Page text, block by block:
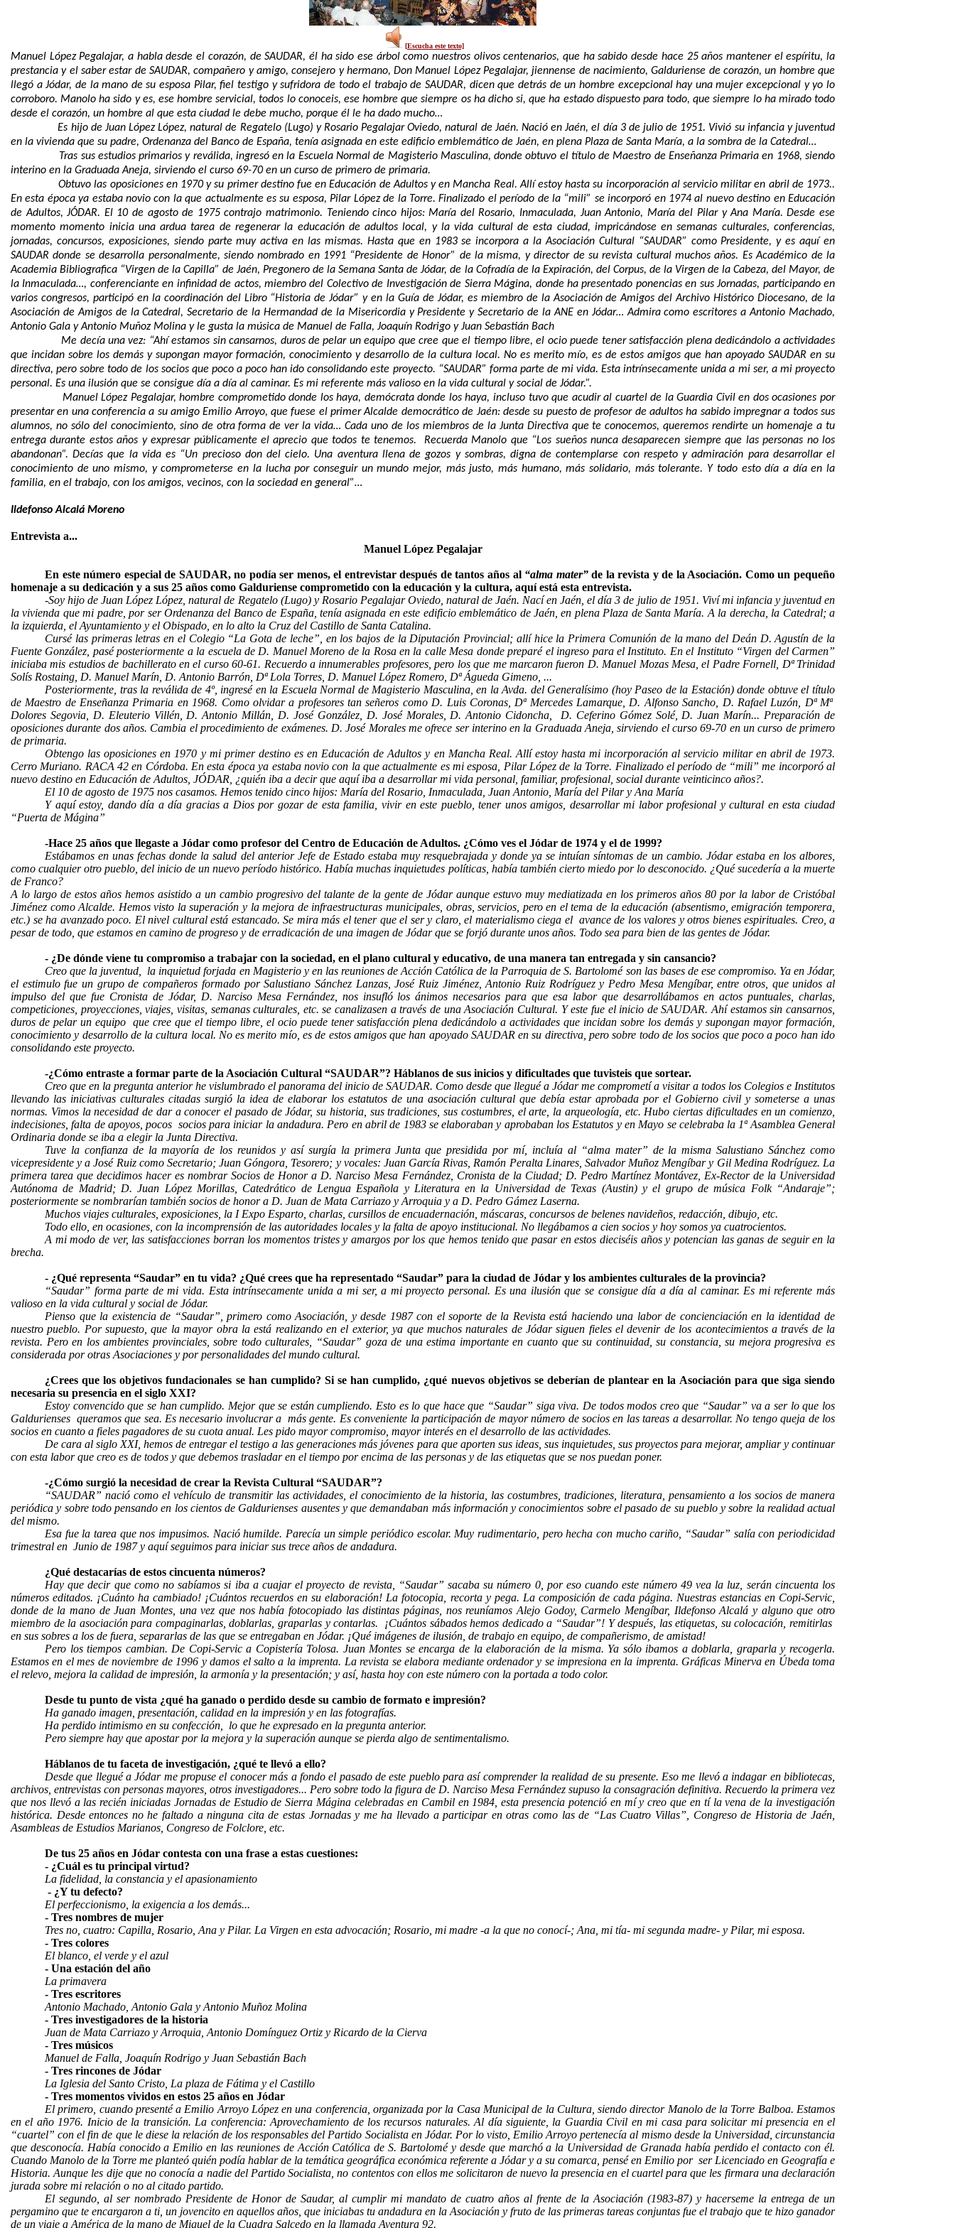
[Escucha este texto]
Manuel López Pegalajar, a habla desde el corazón, de SAUDAR, él ha sido ese árbol como nuestros olivos centenarios, que ha sabido desde hace 25 años mantener el espíritu, la
prestancia y el saber estar de SAUDAR, compañero y amigo, consejero y hermano, Don Manuel López Pegalajar, jiennense de nacimiento, Galduriense de corazón, un hombre que
llegó a Jódar, de la mano de su esposa Pilar, fiel testigo y sufridora de todo el trabajo de SAUDAR, dicen que detrás de un hombre excepcional hay una mujer excepcional y yo lo
corroboro. Manolo ha sido y es, ese hombre servicial, todos lo conoceis, ese hombre que siempre os ha dicho si, que ha estado dispuesto para todo, que siempre lo ha mirado todo
desde el corazón, un hombre al que esta ciudad le debe mucho, porque él le ha dado mucho…
Es hijo de Juan López López, natural de Regatelo (Lugo) y Rosario Pegalajar Oviedo, natural de Jaén. Nació en Jaén, el día 3 de julio de 1951. Vivió su infancia y juventud
en la vivienda que su padre, Ordenanza del Banco de España, tenía asignada en este edificio emblemático de Jaén, en plena Plaza de Santa María, a la sombra de la Catedral…
Tras sus estudios primarios y reválida, ingresó en la Escuela Normal de Magisterio Masculina, donde obtuvo el título de Maestro de Enseñanza Primaria en 1968, siendo
interino en la Graduada Aneja, sirviendo el curso 69-70 en un curso de primero de primaria.
Obtuvo las oposiciones en 1970 y su primer destino fue en Educación de Adultos y en Mancha Real. Allí estoy hasta su incorporación al servicio militar en abril de 1973..
En esta época ya estaba novio con la que actualmente es su esposa, Pilar López de la Torre. Finalizado el período de la “mili” se incorporó en 1974 al nuevo destino en Educación
de Adultos, JÓDAR. El 10 de agosto de 1975 contrajo matrimonio. Teniendo cinco hijos: María del Rosario, Inmaculada, Juan Antonio, María del Pilar y Ana María. Desde ese
momento momento inicia una ardua tarea de regenerar la educación de adultos local, y la vida cultural de esta ciudad, impricándose en semanas culturales, conferencias,
jornadas, concursos, exposiciones, siendo parte muy activa en las mismas. Hasta que en 1983 se incorpora a la Asociación Cultural “SAUDAR” como Presidente, y es aquí en
SAUDAR donde se desarrolla personalmente, siendo nombrado en 1991 “Presidente de Honor” de la misma, y director de su revista cultural muchos años. Es Académico de la
Academia Bibliografica “Virgen de la Capilla” de Jaén, Pregonero de la Semana Santa de Jódar, de la Cofradía de la Expiración, del Corpus, de la Virgen de la Cabeza, del Mayor, de
la Inmaculada…, conferenciante en infinidad de actos, miembro del Colectivo de Investigación de Sierra Mágina, donde ha presentado ponencias en sus Jornadas, participando en
varios congresos, participó en la coordinación del Libro “Historia de Jódar” y en la Guía de Jódar, es miembro de la Asociación de Amigos del Archivo Histórico Diocesano, de la
Asociación de Amigos de la Catedral, Secretario de la Hermandad de la Misericordia y Presidente y Secretario de la ANE en Jódar… Admira como escritores a Antonio Machado,
Antonio Gala y Antonio Muñoz Molina y le gusta la música de Manuel de Falla, Joaquín Rodrigo y Juan Sebastián Bach
Me decía una vez: “Ahí estamos sin cansarnos, duros de pelar un equipo que cree que el tiempo libre, el ocio puede tener satisfacción plena dedicándolo a actividades
que incidan sobre los demás y supongan mayor formación, conocimiento y desarrollo de la cultura local. No es merito mío, es de estos amigos que han apoyado SAUDAR en su
directiva, pero sobre todo de los socios que poco a poco han ido consolidando este proyecto. “SAUDAR” forma parte de mi vida. Esta intrínsecamente unida a mi ser, a mi proyecto
personal. Es una ilusión que se consigue día a día al caminar. Es mi referente más valioso en la vida cultural y social de Jódar.”.
Manuel López Pegalajar, hombre comprometido donde los haya, demócrata donde los haya, incluso tuvo que acudir al cuartel de la Guardia Civil en dos ocasiones por
presentar en una conferencia a su amigo Emilio Arroyo, que fuese el primer Alcalde democrático de Jaén: desde su puesto de profesor de adultos ha sabido impregnar a todos sus
alumnos, no sólo del conocimiento, sino de otra forma de ver la vida… Cada uno de los miembros de la Junta Directiva que te conocemos, queremos rendirte un homenaje a tu
entrega durante estos años y expresar públicamente el aprecio que todos te tenemos.
Recuerda Manolo que “Los sueños nunca desaparecen siempre que las personas no los
abandonan”. Decías que la vida es “Un precioso don del cielo. Una aventura llena de gozos y sombras, digna de contemplarse con respeto y admiración para desarrollar el
conocimiento de uno mismo, y comprometerse en la lucha por conseguir un mundo mejor, más justo, más humano, más solidario, más tolerante. Y todo esto día a día en la
familia, en el trabajo, con los amigos, vecinos, con la sociedad en general”…
Ildefonso Alcalá Moreno
Entrevista a...
Manuel López Pegalajar
En este número especial de SAUDAR, no podía ser menos, el entrevistar después de tantos años al “alma mater”de la revista y de la Asociación. Como un pequeño
homenaje a su dedicación y a sus 25 años como Galduriense comprometido con la educación y la cultura, aquí está esta entrevista.
-Soy hijo de Juan López López, natural de Regatelo (Lugo) y Rosario Pegalajar Oviedo, natural de Jaén. Nací en Jaén, el día 3 de julio de 1951. Viví mi infancia y juventud en
la vivienda que mi padre, por ser Ordenanza del Banco de España, tenía asignada en este edificio emblemático de Jaén, en plena Plaza de Santa María. A la derecha, la Catedral; a
la izquierda, el Ayuntamiento y el Obispado, en lo alto la Cruz del Castillo de Santa Catalina.
Cursé las primeras letras en el Colegio “La Gota de leche”, en los bajos de la Diputación Provincial; allí hice la Primera Comunión de la mano del Deán D. Agustín de la
Fuente González, pasé posteriormente a la escuela de D. Manuel Moreno de la Rosa en la calle Mesa donde preparé el ingreso para el Instituto. En el Instituto “Virgen del Carmen”
iniciaba mis estudios de bachillerato en el curso 60-61. Recuerdo a innumerables profesores, pero los que me marcaron fueron D. Manuel Mozas Mesa, el Padre Fornell, Dª Trinidad
Solís Rostaing, D. Manuel Marín, D. Antonio Barrón, Dª Lola Torres, D. Manuel López Romero, Dª Águeda Gimeno, ...
Posteriormente, tras la reválida de 4º, ingresé en la Escuela Normal de Magisterio Masculina, en la Avda. del Generalísimo (hoy Paseo de la Estación) donde obtuve el título
de Maestro de Enseñanza Primaria en 1968. Como olvidar a profesores tan señeros como D. Luis Coronas, Dª Mercedes Lamarque, D. Alfonso Sancho, D. Rafael Luzón, Dª Mª
Dolores Segovia, D. Eleuterio Villén, D. Antonio Millán, D. José González, D. José Morales, D. Antonio Cidoncha,
D. Ceferino Gómez Solé, D. Juan Marín... Preparación de
oposiciones durante dos años. Cambia el procedimiento de exámenes. D. José Morales me ofrece ser interino en la Graduada Aneja, sirviendo el curso 69-70 en un curso de primero
de primaria.
Obtengo las oposiciones en 1970 y mi primer destino es en Educación de Adultos y en Mancha Real. Allí estoy hasta mi incorporación al servicio militar en abril de 1973.
Cerro Muriano. RACA 42 en Córdoba. En esta época ya estaba novio con la que actualmente es mi esposa, Pilar López de la Torre. Finalizado el período de “mili” me incorporó al
nuevo destino en Educación de Adultos, JÓDAR, ¿quién iba a decir que aquí iba a desarrollar mi vida personal, familiar, profesional, social durante veinticinco años?.
El 10 de agosto de 1975 nos casamos. Hemos tenido cinco hijos: María del Rosario, Inmaculada, Juan Antonio, María del Pilar y Ana María
Y aquí estoy, dando día a día gracias a Dios por gozar de esta familia, vivir en este pueblo, tener unos amigos, desarrollar mi labor profesional y cultural en esta ciudad
“Puerta de Mágina”
-Hace 25 años que llegaste a Jódar como profesor del Centro de Educación de Adultos. ¿Cómo ves el Jódar de 1974 y el de 1999?
Estábamos en unas fechas donde la salud del anterior Jefe de Estado estaba muy resquebrajada y donde ya se intuían síntomas de un cambio. Jódar estaba en los albores,
como cualquier otro pueblo, del inicio de un nuevo período histórico. Había muchas inquietudes políticas, había también cierto miedo por lo desconocido. ¿Qué sucedería a la muerte
de Franco?
A lo largo de estos años hemos asistido a un cambio progresivo del talante de la gente de Jódar aunque estuvo muy mediatizada en los primeros años 80 por la labor de Cristóbal
Jiménez como Alcalde. Hemos visto la superación y la mejora de infraestructuras municipales, obras, servicios, pero en el tema de la educación (absentismo, emigración temporera,
etc.) se ha avanzado poco. El nivel cultural está estancado. Se mira más el tener que el ser y claro, el materialismo ciega el avance de los valores y otros bienes espirituales. Creo, a
pesar de todo, que estamos en camino de progreso y de erradicación de una imagen de Jódar que se forjó durante unos años. Todo sea para bien de las gentes de Jódar.
- ¿De dónde viene tu compromiso a trabajar con la sociedad, en el plano cultural y educativo, de una manera tan entregada y sin cansancio?
Creo que la juventud,
la inquietud forjada en Magisterio y en las reuniones de Acción Católica de la Parroquia de S. Bartolomé son las bases de ese compromiso. Ya en Jódar,
el estimulo fue un grupo de compañeros formado por Salustiano Sánchez Lanzas, José Ruiz Jiménez, Antonio Ruiz Rodríguez y Pedro Mesa Mengíbar, entre otros, que unidos al
impulso del que fue Cronista de Jódar, D. Narciso Mesa Fernández, nos insufló los ánimos necesarios para que esa labor que desarrollábamos en actos puntuales, charlas,
competiciones, proyecciones, viajes, visitas, semanas culturales, etc. se canalizasen a través de una Asociación Cultural. Y este fue el inicio de SAUDAR. Ahí estamos sin cansarnos,
duros de pelar un equipo que cree que el tiempo libre, el ocio puede tener satisfacción plena dedicándolo a actividades que incidan sobre los demás y supongan mayor formación,
conocimiento y desarrollo de la cultura local. No es merito mío, es de estos amigos que han apoyado SAUDAR en su directiva, pero sobre todo de los socios que poco a poco han ido
consolidando este proyecto.
-¿Cómo entraste a formar parte de la Asociación Cultural “SAUDAR”? Háblanos de sus inicios y dificultades que tuvisteis que sortear.
Creo que en la pregunta anterior he vislumbrado el panorama del inicio de SAUDAR. Como desde que llegué a Jódar me comprometí a visitar a todos los Colegios e Institutos
llevando las iniciativas culturales citadas surgió la idea de elaborar los estatutos de una asociación cultural que debía estar aprobada por el Gobierno civil y someterse a unas
normas. Vimos la necesidad de dar a conocer el pasado de Jódar, su historia, sus tradiciones, sus costumbres, el arte, la arqueología, etc. Hubo ciertas dificultades en un comienzo,
indecisiones, falta de apoyos, pocos socios para iniciar la andadura. Pero en abril de 1983 se elaboraban y aprobaban los Estatutos y en Mayo se celebraba la 1ª Asamblea General
Ordinaria donde se iba a elegir la Junta Directiva.
Tuve la confianza de la mayoría de los reunidos y así surgía la primera Junta que presidida por mí, incluía al “alma mater” de la misma Salustiano Sánchez como
vicepresidente y a José Ruiz como Secretario; Juan Góngora, Tesorero; y vocales: Juan García Rivas, Ramón Peralta Linares, Salvador Muñoz Mengíbar y Gil Medina Rodríguez. La
primera tarea que decidimos hacer es nombrar Socios de Honor a D. Narciso Mesa Fernández, Cronista de la Ciudad; D. Pedro Martínez Montávez, Ex-Rector de la Universidad
Autónoma de Madrid; D. Juan López Morillas, Catedrático de Lengua Española y Literatura en la Universidad de Texas (Austin) y el grupo de música Folk “Andaraje”;
posteriormente se nombrarían también socios de honor a D. Juan de Mata Carriazo y Arroquia y a D. Pedro Gámez Laserna.
Muchos viajes culturales, exposiciones, la I Expo Esparto, charlas, cursillos de encuadernación, máscaras, concursos de belenes navideños, redacción, dibujo, etc.
Todo ello, en ocasiones, con la incomprensión de las autoridades locales y la falta de apoyo institucional. No llegábamos a cien socios y hoy somos ya cuatrocientos.
A mi modo de ver, las satisfacciones borran los momentos tristes y amargos por los que hemos tenido que pasar en estos dieciséis años y potencian las ganas de seguir en la
brecha.
- ¿Qué representa “Saudar” en tu vida? ¿Qué crees que ha representado “Saudar” para la ciudad de Jódar y los ambientes culturales de la provincia?
“Saudar” forma parte de mi vida. Esta intrínsecamente unida a mi ser, a mi proyecto personal. Es una ilusión que se consigue día a día al caminar. Es mi referente más
valioso en la vida cultural y social de Jódar.
Pienso que la existencia de “Saudar”, primero como Asociación, y desde 1987 con el soporte de la Revista está haciendo una labor de concienciación en la identidad de
nuestro pueblo. Por supuesto, que la mayor obra la está realizando en el exterior, ya que muchos naturales de Jódar siguen fieles el devenir de los acontecimientos a través de la
revista. Pero en los ambientes provinciales, sobre todo culturales, “Saudar” goza de una estima importante en cuanto que su continuidad, su constancia, su mejora progresiva es
considerada por otras Asociaciones y por personalidades del mundo cultural.
¿Crees que los objetivos fundacionales se han cumplido? Si se han cumplido, ¿qué nuevos objetivos se deberían de plantear en la Asociación para que siga siendo
necesaria su presencia en el siglo XXI?
Estoy convencido que se han cumplido. Mejor que se están cumpliendo. Esto es lo que hace que “Saudar” siga viva. De todos modos creo que “Saudar” va a ser lo que los
Galdurienses queramos que sea. Es necesario involucrar a más gente. Es conveniente la participación de mayor número de socios en las tareas a desarrollar. No tengo queja de los
socios en cuanto a fieles pagadores de su cuota anual. Les pido mayor compromiso, mayor interés en el desarrollo de las actividades.
De cara al siglo XXI, hemos de entregar el testigo a las generaciones más jóvenes para que aporten sus ideas, sus inquietudes, sus proyectos para mejorar, ampliar y continuar
con esta labor que creo es de todos y que debemos trasladar en el tiempo por encima de las personas y de las etiquetas que se nos puedan poner.
-¿Cómo surgió la necesidad de crear la Revista Cultural “SAUDAR”?
“SAUDAR” nació como el vehículo de transmitir las actividades, el conocimiento de la historia, las costumbres, tradiciones, literatura, pensamiento a los socios de manera
periódica y sobre todo pensando en los cientos de Galdurienses ausentes y que demandaban más información y conocimientos sobre el pasado de su pueblo y sobre la realidad actual
del mismo.
Esa fue la tarea que nos impusimos. Nació humilde. Parecía un simple periódico escolar. Muy rudimentario, pero hecha con mucho cariño, “Saudar” salía con periodicidad
trimestral en Junio de 1987 y aquí seguimos para iniciar sus trece años de andadura.
¿Qué destacarías de estos cincuenta números?
Hay que decir que como no sabíamos si iba a cuajar el proyecto de revista, “Saudar” sacaba su número 0, por eso cuando este número 49 vea la luz, serán cincuenta los
números editados. ¡Cuánto ha cambiado! ¡Cuántos recuerdos en su elaboración! La fotocopia, recorta y pega. La composición de cada página. Nuestras estancias en Copi-Servic,
donde de la mano de Juan Montes, una vez que nos había fotocopiado las distintas páginas, nos reuníamos Alejo Godoy, Carmelo Mengíbar, Ildefonso Alcalá y alguno que otro
miembro de la asociación para compaginarlas, doblarlas, graparlas y contarlas.
¡Cuántos sábados hemos dedicado a “Saudar”! Y después, las etiquetas, su colocación, remitirlas
en sus sobres a los de fuera, separarlas de las que se entregaban en Jódar. ¡Qué imágenes de ilusión, de trabajo en equipo, de compañerismo, de amistad!
Pero los tiempos cambian. De Copi-Servic a Copistería Tolosa. Juan Montes se encarga de la elaboración de la misma. Ya sólo ibamos a doblarla, graparla y recogerla.
Estamos en el mes de noviembre de 1996 y damos el salto a la imprenta. La revista se elabora mediante ordenador y se impresiona en la imprenta. Gráficas Minerva en Úbeda toma
el relevo, mejora la calidad de impresión, la armonía y la presentación; y así, hasta hoy con este número con la portada a todo color.
Desde tu punto de vista ¿qué ha ganado o perdido desde su cambio de formato e impresión?
Ha ganado imagen, presentación, calidad en la impresión y en las fotografías.
Ha perdido intimismo en su confección,
lo que he expresado en la pregunta anterior.
Pero siempre hay que apostar por la mejora y la superación aunque se pierda algo de sentimentalismo.
Háblanos de tu faceta de investigación, ¿qué te llevó a ello?
Desde que llegué a Jódar me propuse el conocer más a fondo el pasado de este pueblo para así comprender la realidad de su presente. Eso me llevó a indagar en bibliotecas,
archivos, entrevistas con personas mayores, otros investigadores... Pero sobre todo la figura de D. Narciso Mesa Fernández supuso la consagración definitiva. Recuerdo la primera vez
que nos llevó a las recién iniciadas Jornadas de Estudio de Sierra Mágina celebradas en Cambil en 1984, esta presencia potenció en mí y creo que en tí la vena de la investigación
histórica. Desde entonces no he faltado a ninguna cita de estas Jornadas y me ha llevado a participar en otras como las de “Las Cuatro Villas”, Congreso de Historia de Jaén,
Asambleas de Estudios Marianos, Congreso de Folclore, etc.
De tus 25 años en Jódar contesta con una frase a estas cuestiones:
- ¿Cuál es tu principal virtud?
La fidelidad, la constancia y el apasionamiento
- ¿Y tu defecto?
El perfeccionismo, la exigencia a los demás...
- Tres nombres de mujer
Tres no, cuatro: Capilla, Rosario, Ana y Pilar. La Virgen en esta advocación; Rosario, mi madre -a la que no conocí-; Ana, mi tía- mi segunda madre- y Pilar, mi esposa.
- Tres colores
El blanco, el verde y el azul
- Una estación del año
La primavera
- Tres escritores
Antonio Machado, Antonio Gala y Antonio Muñoz Molina
- Tres investigadores de la historia
Juan de Mata Carriazo y Arroquia, Antonio Domínguez Ortiz y Ricardo de la Cierva
- Tres músicos
Manuel de Falla, Joaquín Rodrigo y Juan Sebastián Bach
- Tres rincones de Jódar
La Iglesia del Santo Cristo, La plaza de Fátima y el Castillo
- Tres momentos vividos en estos 25 años en Jódar
El primero, cuando presenté a Emilio Arroyo López en una conferencia, organizada por la Casa Municipal de la Cultura, siendo director Manolo de la Torre Balboa. Estamos
en el año 1976. Inicio de la transición. La conferencia: Aprovechamiento de los recursos naturales. Al día siguiente, la Guardia Civil en mi casa para solicitar mi presencia en el
“cuartel” con el fin de que le diese la relación de los responsables del Partido Socialista en Jódar. Por lo visto, Emilio Arroyo pertenecía al mismo desde la Universidad, circunstancia
que desconocía. Había conocido a Emilio en las reuniones de Acción Católica de S. Bartolomé y desde que marchó a la Universidad de Granada había perdido el contacto con él.
Cuando Manolo de la Torre me planteó quién podía hablar de la temática geográfica económica referente a Jódar y a su comarca, pensé en Emilio por ser Licenciado en Geografía e
Historia. Aunque les dije que no conocía a nadie del Partido Socialista, no contentos con ellos me solicitaron de nuevo la presencia en el cuartel para que les firmara una declaración
jurada sobre mi relación o no al citado partido.
El segundo, al ser nombrado Presidente de Honor de Saudar, al cumplir mi mandato de cuatro años al frente de la Asociación (1983-87) y hacerseme la entrega de un
pergamino que te encargaron a ti, un jovencito en aquellos años, que iniciabas tu andadura en la Asociación y fruto de las primeras tareas conjuntas fue el trabajo que te hizo ganador
de un viaje a América de la mano de Miguel de la Cuadra Salcedo en la llamada Aventura 92.